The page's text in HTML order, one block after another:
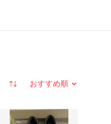
並び替え